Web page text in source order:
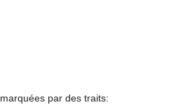
par des traits: